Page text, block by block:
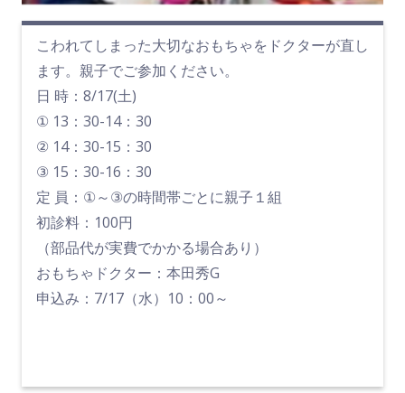
こわれてしまった大切なおもちゃをドクターが直し
ます。親子でご参加ください。
日 時：8/17(土)
① 13：30-14：30
② 14：30-15：30
③ 15：30-16：30
定 員：①～③の時間帯ごとに親子１組
初診料：100円
（部品代が実費でかかる場合あり）
おもちゃドクター：本田秀G
申込み：7/17（水）10：00～